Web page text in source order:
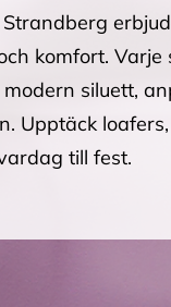
Strandberg
komfort.
siluett,
Upptäck
till fest.